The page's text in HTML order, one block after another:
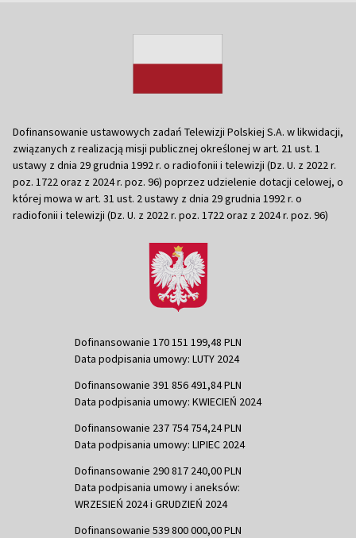
Dofinansowanie ustawowych zadań Telewizji Polskiej S.A. w likwidacji,
związanych z realizacją misji publicznej określonej w art. 21 ust. 1
ustawy z dnia 29 grudnia 1992 r. o radiofonii i telewizji (Dz. U. z 2022 r.
poz. 1722 oraz z 2024 r. poz. 96) poprzez udzielenie dotacji celowej, o
której mowa w art. 31 ust. 2 ustawy z dnia 29 grudnia 1992 r. o
radiofonii i telewizji (Dz. U. z 2022 r. poz. 1722 oraz z 2024 r. poz. 96)
Dofinansowanie 170 151 199,48 PLN
Data podpisania umowy: LUTY 2024
Dofinansowanie 391 856 491,84 PLN
Data podpisania umowy: KWIECIEŃ 2024
Dofinansowanie 237 754 754,24 PLN
Data podpisania umowy: LIPIEC 2024
Dofinansowanie 290 817 240,00 PLN
Data podpisania umowy i aneksów:
WRZESIEŃ 2024 i GRUDZIEŃ 2024
Dofinansowanie 539 800 000,00 PLN